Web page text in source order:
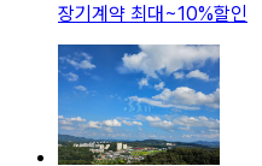
장기계약 최대~10%할인